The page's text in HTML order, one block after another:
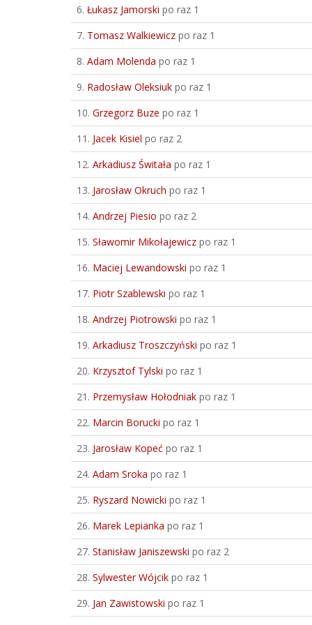
6. Łukasz Jamorski po raz 1
7. Tomasz Walkiewicz po raz 1
8. Adam Molenda po raz 1
9. Radosław Oleksiuk po raz 1
10. Grzegorz Buze po raz 1
11. Jacek Kisiel po raz 2
12. Arkadiusz Świtała po raz 1
13. Jarosław Okruch po raz 1
14. Andrzej Piesio po raz 2
15. Sławomir Mikołajewicz po raz 1
16. Maciej Lewandowski po raz 1
17. Piotr Szablewski po raz 1
18. Andrzej Piotrowski po raz 1
19. Arkadiusz Troszczyński po raz 1
20. Krzysztof Tylski po raz 1
21. Przemysław Hołodniak po raz 1
22. Marcin Borucki po raz 1
23. Jarosław Kopeć po raz 1
24. Adam Sroka po raz 1
25. Ryszard Nowicki po raz 1
26. Marek Lepianka po raz 1
27. Stanisław Janiszewski po raz 2
28. Sylwester Wójcik po raz 1
29. Jan Zawistowski po raz 1